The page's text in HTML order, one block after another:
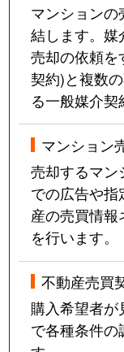
マンション
結します。媒
売却の依頼を
契約)と複数
る一般媒介契
マンション
売却するマン
での広告や
産の売買情
を行います。
不動産売買
購入希望者
で各種条件の